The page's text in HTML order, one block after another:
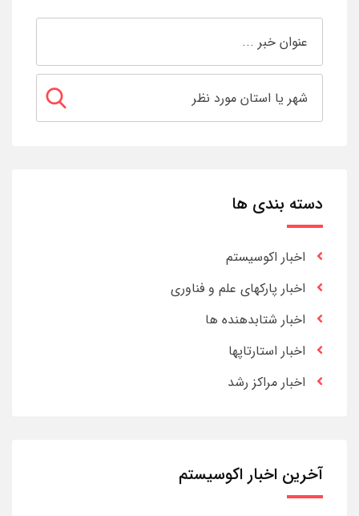
دسته بندی ها
اخبار اکوسیستم
اخبار پارکهای علم و فناوری
اخبار شتابدهنده ها
اخبار استارتاپها
اخبار مراکز رشد
آخرین اخبار اکوسیستم